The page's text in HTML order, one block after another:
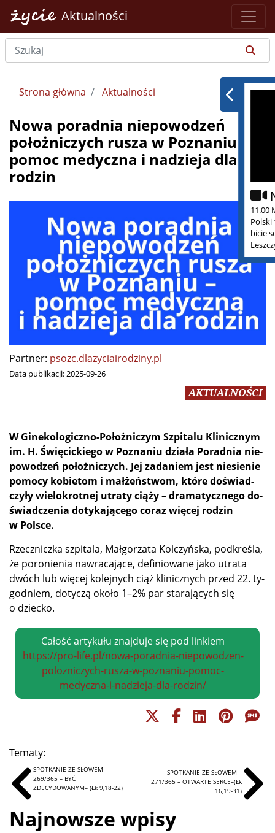
Aktualności
11.00
Polski
bicie
Strona główna Aktualności
Nowa poradnia niepowodzeń
położniczych rusza w Poznaniu –
pomoc medyczna i nadzieja dla
rodzin
Partner: psozc.dlazyciairodziny.pl
Data publikacji:2025-09-26
AKTUALNOŚCI
W Gi­ne­ko­lo­gicz­no-Po­łoż­ni­czym Szpi­ta­lu Kli­nicz­nym
im. H. Świę­cic­kie­go w Po­zna­niu dzia­ła Po­rad­nia nie­
po­wo­dzeń po­łoż­ni­czych. Jej za­da­niem jest nie­sie­nie
po­mo­cy ko­bie­tom i mał­żeń­stwom, któ­re do­świad­
czy­ły wie­lo­krot­nej utra­ty cią­ży – dra­ma­tycz­ne­go do­
świad­cze­nia do­ty­ka­ją­ce­go co­raz wię­cej ro­dzin
w Polsce.
Rzecz­nicz­ka szpi­ta­la, Mał­go­rza­ta Kol­czyń­ska, pod­kre­śla,
że po­ro­nie­nia na­wra­ca­ją­ce, de­fi­nio­wa­ne ja­ko utra­ta
dwóch lub wię­cej ko­lej­nych ciąż kli­nicz­nych przed 22. ty­
go­dniem, do­ty­czą oko­ło 1–2% par sta­ra­ją­cych się
o dziecko.
Całość artykułu znajduje się pod linkiem
https://pro-life.pl/nowa-poradnia-niepowodzen-
polozniczych-rusza-w-poznaniu-pomoc-
medyczna-i-nadzieja-dla-rodzin/
Tematy:
SPOTKANIE ZE SŁOWEM –
269/365 – BYĆ
ZDECYDOWANYM– (Łk 9,18-22)
SPOTKANIE ZE SŁOWEM –
271/365 – OTWARTE SERCE–(Łk
16,19-31)
Najnowsze wpisy